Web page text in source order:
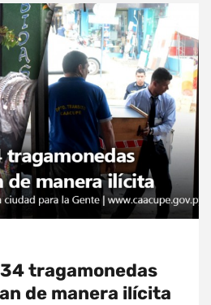
tragamonedas
de manera ilícita